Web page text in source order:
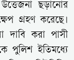
ছড়ানোর
গ্রহণ করেছে।
দাবি করা পাসী
পুলিশ ইতিমধ্যে